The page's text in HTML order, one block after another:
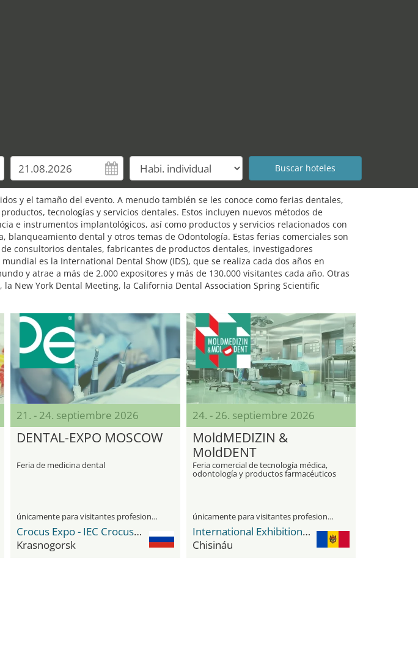
y el tamaño del evento. A menudo también se les conoce como ferias dentales,
tecnologías y servicios dentales. Estos incluyen nuevos métodos de
e instrumentos implantológicos, así como productos y servicios relacionados con
dental y otros temas de Odontología. Estas ferias comerciales son
consultorios dentales, fabricantes de productos dentales, investigadores
es la International Dental Show (IDS), que se realiza cada dos años en
y atrae a más de 2.000 expositores y más de 130.000 visitantes cada año. Otras
New York Dental Meeting, la California Dental Association Spring Scientific
21. - 24. septiembre 2026
DENTAL-EXPO MOSCOW
Feria de medicina dental
únicamente para visitantes profesionales
Crocus Expo - IEC Crocus Expo International Exhibition Centre
Krasnogorsk
24. - 26. septiembre 2026
MoldMEDIZIN &
MoldDENT
Feria comercial de tecnología médica,
odontología y productos farmacéuticos
únicamente para visitantes profesionales
International Exhibition Centre MoldExpo
Chisináu